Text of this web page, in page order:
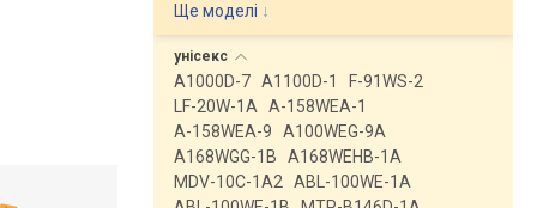
Ще моделі ↓
унісекс
A1000D-7 A1100D-1
F-91WS-2
LF-20W-1A
A-158WEA-1
A-158WEA-9
A100WEG-9A
A168WGG-1B
A168WEHB-1A
MDV-10C-1A2
ABL-100WE-1A